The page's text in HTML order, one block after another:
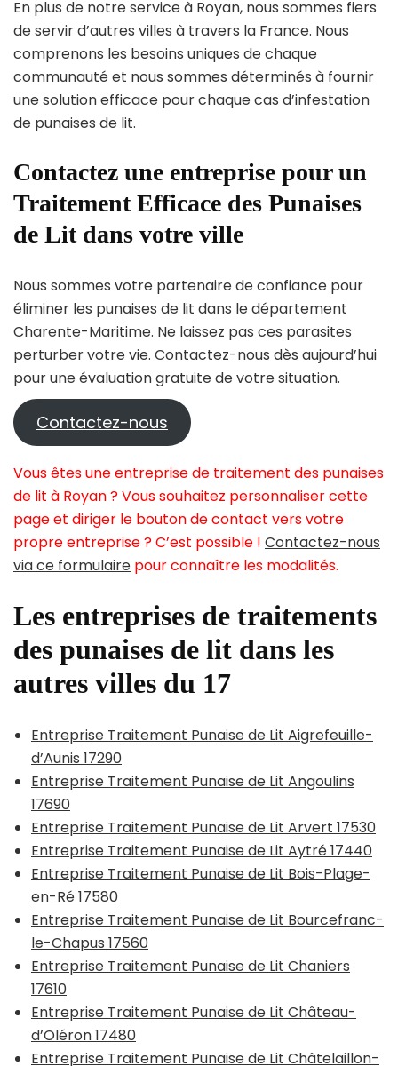
En plus de notre service à Royan, nous sommes fiers
de servir d’autres villes à travers la France. Nous
comprenons les besoins uniques de chaque
communauté et nous sommes déterminés à fournir
une solution efficace pour chaque cas d’infestation
de punaises de lit.
Contactez une entreprise pour un
Traitement Efficace des Punaises
de Lit dans votre ville
Nous sommes votre partenaire de confiance pour
éliminer les punaises de lit dans le département
Charente-Maritime. Ne laissez pas ces parasites
perturber votre vie. Contactez-nous dès aujourd’hui
pour une évaluation gratuite de votre situation.
Contactez-nous
Vous êtes une entreprise de traitement des punaises
de lit à Royan ? Vous souhaitez personnaliser cette
page et diriger le bouton de contact vers votre
propre entreprise ? C’est possible ! Contactez-nous
via ce formulaire pour connaître les modalités.
Les entreprises de traitements
des punaises de lit dans les
autres villes du 17
Entreprise Traitement Punaise de Lit Aigrefeuille-
d’Aunis 17290
Entreprise Traitement Punaise de Lit Angoulins
17690
Entreprise Traitement Punaise de Lit Arvert 17530
Entreprise Traitement Punaise de Lit Aytré 17440
Entreprise Traitement Punaise de Lit Bois-Plage-
en-Ré 17580
Entreprise Traitement Punaise de Lit Bourcefranc-
le-Chapus 17560
Entreprise Traitement Punaise de Lit Chaniers
17610
Entreprise Traitement Punaise de Lit Château-
d’Oléron 17480
Entreprise Traitement Punaise de Lit Châtelaillon-